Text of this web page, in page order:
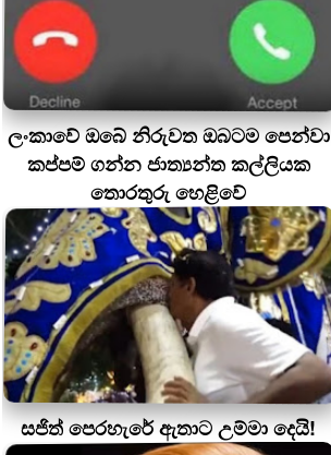
ලංකාවේ ඔබේ නිරුවත ඔබටම පෙන්වා
කප්පම් ගන්න ජාත්‍යන්ත කල්ලියක
තොරතුරු හෙළිවේ
සජිත් පෙරහැරේ ඇතාට උම්මා දෙයි!